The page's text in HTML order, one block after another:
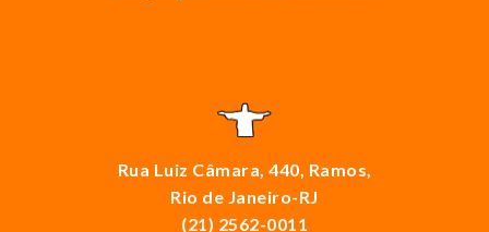
Rua Luiz Câmara, 440, Ramos,
Rio de Janeiro-RJ
(21) 2562-0011